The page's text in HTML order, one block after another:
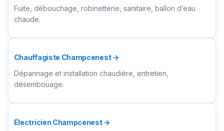
Fuite, débouchage, robinetterie, sanitaire, ballon d’eau
chaude.
Chauffagiste Champcenest →
Dépannage et installation chaudière, entretien,
désembouage.
Électricien Champcenest →